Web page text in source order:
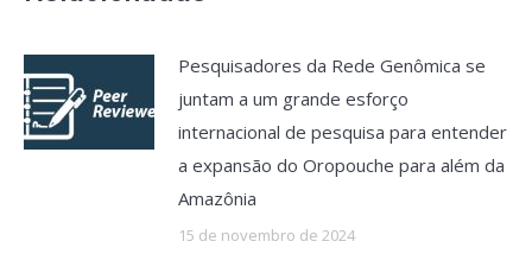
Pesquisadores da Rede Genômica se
juntam a um grande esforço
internacional de pesquisa para entender
a expansão do Oropouche para além da
Amazônia
15 de novembro de 2024